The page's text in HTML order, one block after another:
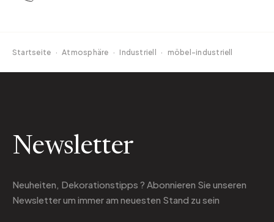
Startseite · Atmosphäre · Industriell · möbel-industriell
Newsletter
Neuheiten, Dekorationstipps ? Abonnieren Sie unseren
Newsletterum immer am neuesten Stand zu sein